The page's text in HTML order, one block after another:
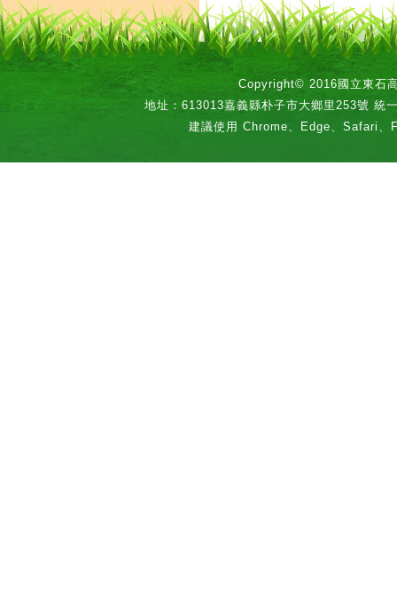
Copyright© 2016國立東石
地址：613013嘉義縣朴子市大鄉里253號 統
建議使用 Chrome、Edge、Safari